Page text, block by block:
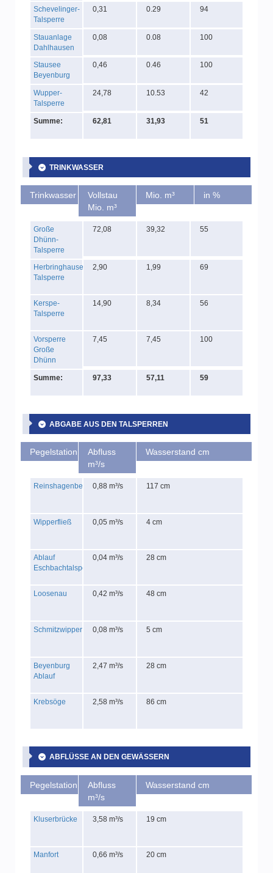
Schevelinger-
Talsperre
0,31 0.29 94
Stauanlage
Dahlhausen
0,08 0.08 100
Stausee
Beyenburg
0,46 0.46 100
Wupper-
Talsperre
24,78 10.53 42
Summe: 62,81 31,93 51
TRINKWASSER
Trinkwasser
Vollstau
Mio. m³
Mio. m³ in %
Große
Dhünn-
Talsperre
72,08 39,32 55
Herbringhauser
Talsperre
2,90 1,99 69
Kerspe-
Talsperre
14,90 8,34 56
Vorsperre
Große
Dhünn
7,45 7,45 100
Summe: 97,33 57,11 59
ABGABE AUS DEN TALSPERREN
Pegelstation
Abfluss
m³/s
Wasserstand cm
Reinshagenbever0,88 m³/s 117 cm
Wipperfließ 0,05 m³/s 4 cm
Ablauf
Eschbachtalsperre
0,04 m³/s 28 cm
Loosenau 0,42 m³/s 48 cm
Schmitzwipper 0,08 m³/s 5 cm
Beyenburg
Ablauf
2,47 m³/s 28 cm
Krebsöge 2,58 m³/s 86 cm
ABFLÜSSE AN DEN GEWÄSSERN
Pegelstation
Abfluss
m³/s
Wasserstand cm
Kluserbrücke 3,58 m³/s 19 cm
Manfort 0,66 m³/s 20 cm